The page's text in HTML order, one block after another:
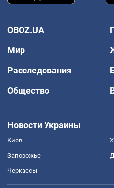
OBOZ.UA
Мир
Расследования
Общество
Новости Украины
Киев
Запорожье
Черкассы